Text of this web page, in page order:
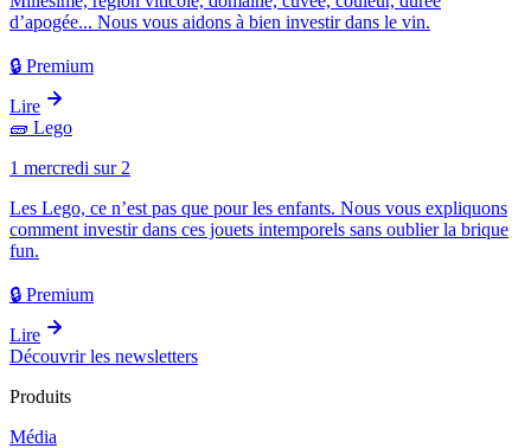
d’apogée... Nous vous aidons à bien investir dans le vin.
🔒 Premium
Lire
🧱 Lego
1 mercredi sur 2
Les Lego, ce n’est pas que pour les enfants. Nous vous expliquons
comment investir dans ces jouets intemporels sans oublier la brique
fun.
🔒 Premium
Lire
Découvrir les newsletters
Produits
Média